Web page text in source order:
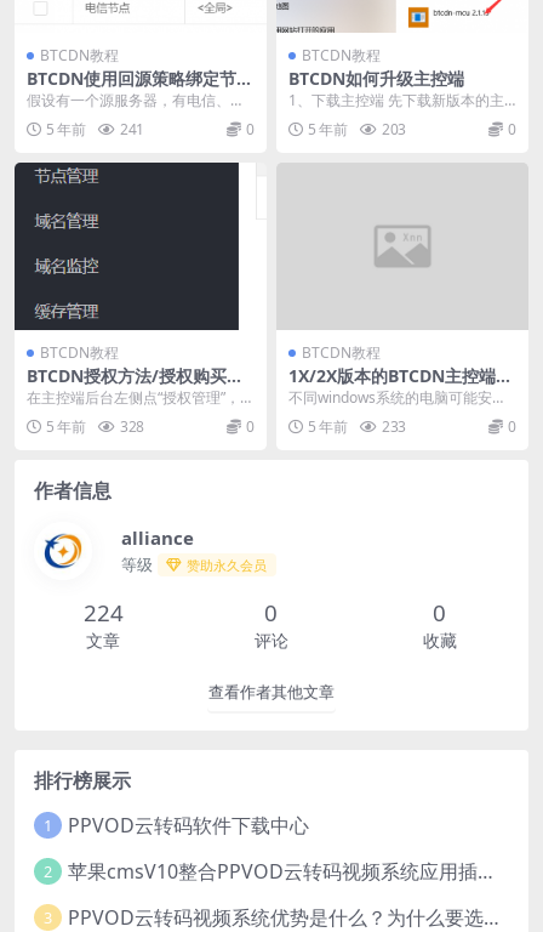
BTCDN教程
BTCDN使用回源策略绑定节点
和回源线路
假设有一个源服务器，有电信、联
通、移动3个线路的ip地址各一个，
从国内的网络来看...
5 年前 241 0
BTCDN教程
BTCDN如何升级主控端
1、下载主控端 先下载新版本的主
控端，文件在“QQ群：991081850
—群文件...
5 年前 203 0
BTCDN教程
BTCDN授权方法/授权购买方
法
在主控端后台左侧点“授权管理”，可
以看到节点列表，点“更新”按钮，即
可输入授权码...
5 年前 328 0
BTCDN教程
1X/2X版本的BTCDN主控端程
序的文件夹位置
不同windows系统的电脑可能安装
的位置不一样，比如我win10电脑
的安装位置...
5 年前 233 0
作者信息
alliance
等级 赞助永久会员
224
文章
0
评论
0
收藏
查看作者其他文章
排行榜展示
1 PPVOD云转码软件下载中心
2 苹果cmsV10整合PPVOD云转码视频系统应用插件【推荐】
3 PPVOD云转码视频系统优势是什么？为什么要选择PPVOD？